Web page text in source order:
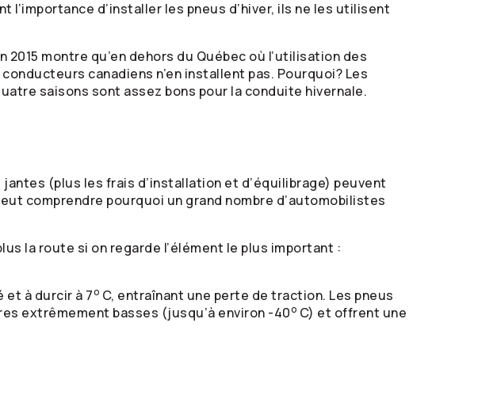
d’installer les pneus d’hiver, ils ne les utilisent
montre qu’en dehors du Québec où l’utilisation des
canadiens n’en installent pas. Pourquoi? Les
saisons sont assez bons pour la conduite hivernale.
(plus les frais d’installation et d’équilibrage) peuvent
comprendre pourquoi un grand nombre d’automobilistes
la route si on regarde l’élément le plus important :
à durcir à 7o C, entraînant une perte de traction. Les pneus
extrêmement basses (jusqu’à environ -40o C) et offrent une